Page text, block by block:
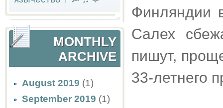
MONTHLY
ARCHIVE
August 2019 (1)
September 2019 (1)
Финляндии
Салех
пишут,
33-летнего